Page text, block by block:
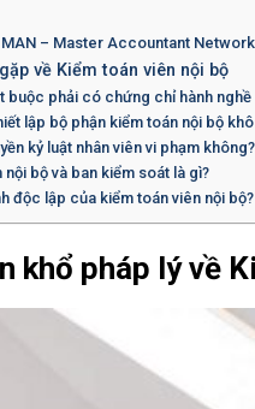
– Master Accountant Network
về Kiểm toán viên nội bộ
buộc phải có chứng chỉ hành
lập bộ phận kiểm toán nội bộ
kỷ luật nhân viên vi phạm không?
bộ và ban kiểm soát là gì?
độc lập của kiểm toán viên nội bộ?
khổ pháp lý về